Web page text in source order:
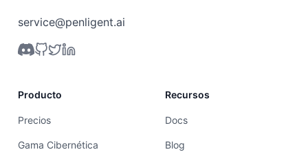
service@penligent.ai
Producto
Precios
Gama Cibernética
Recursos
Docs
Blog